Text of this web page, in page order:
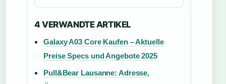
4 VERWANDTE ARTIKEL
Galaxy A03 Core Kaufen – Aktuelle
Preise Specs und Angebote 2025
Pull&Bear Lausanne: Adresse,